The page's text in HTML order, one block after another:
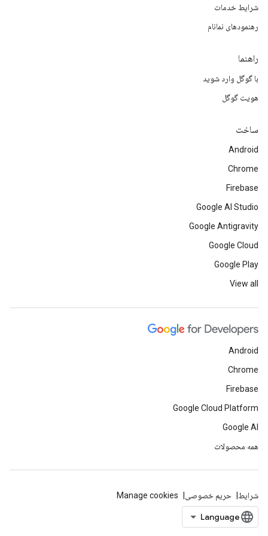
شرایط خدمات
رهنمودهای نمانام
راهنما
با گوگل وارد شوید
هویت گوگل
ساخت
Android
Chrome
Firebase
Google AI Studio
Google Antigravity
Google Cloud
Google Play
View all
Android
Chrome
Firebase
Google Cloud Platform
Google AI
همه محصولات
شرایط حریم خصوصی Manage cookies